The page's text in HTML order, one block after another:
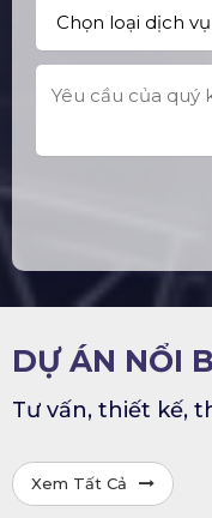
DỰ ÁN NỔI
Tư vấn, thiết kế,
Xem Tất Cả